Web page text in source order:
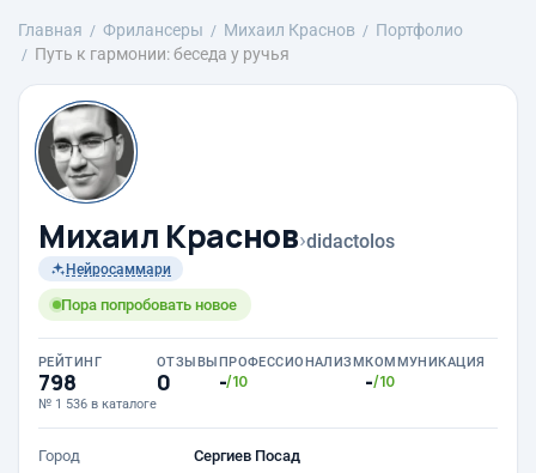
Главная Фрилансеры Михаил Краснов
Портфолио
Путь к гармонии: беседа у ручья
Михаил Краснов›didactolos
Нейросаммари
Пора попробовать новое
РЕЙТИНГ
798
№ 1 536 в каталоге
ОТЗЫВЫ
0
ПРОФЕССИОНАЛИЗМ
-/10
КОММУНИКАЦИЯ
-/10
Город
Сергиев Посад